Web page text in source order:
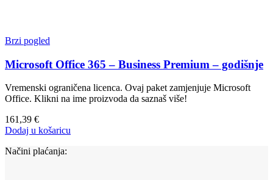
Brzi pogled
Microsoft Office 365 – Business Premium – godišnje
Vremenski ograničena licenca. Ovaj paket zamjenjuje Microsoft
Office. Klikni na ime proizvoda da saznaš više!
161,39 €
Dodaj u košaricu
Načini plaćanja: